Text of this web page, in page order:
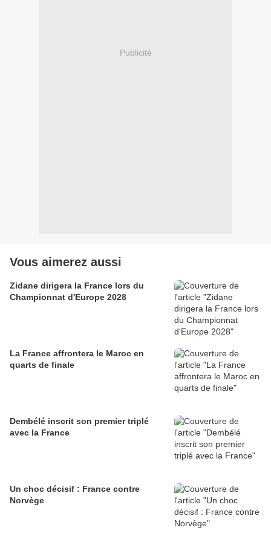
Publicité
Vous aimerez aussi
Zidane dirigera la France lors du
Championnat d'Europe 2028
La France affrontera le Maroc en
quarts de finale
Dembélé inscrit son premier triplé
avec la France
Un choc décisif : France contre
Norvège